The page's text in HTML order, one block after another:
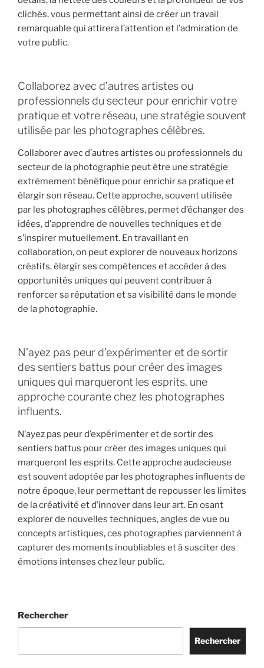
clichés, vous permettant ainsi de créer un travail
remarquable qui attirera l’attention et l’admiration de
votre public.
Collaborez avec d’autres artistes ou
professionnels du secteur pour enrichir votre
pratique et votre réseau, une stratégie souvent
utilisée par les photographes célèbres.
Collaborer avec d’autres artistes ou professionnels du
secteur de la photographie peut être une stratégie
extrêmement bénéfique pour enrichir sa pratique et
élargir son réseau. Cette approche, souvent utilisée
par les photographes célèbres, permet d’échanger des
idées, d’apprendre de nouvelles techniques et de
s’inspirer mutuellement. En travaillant en
collaboration, on peut explorer de nouveaux horizons
créatifs, élargir ses compétences et accéder à des
opportunités uniques qui peuvent contribuer à
renforcer sa réputation et sa visibilité dans le monde
de la photographie.
N’ayez pas peur d’expérimenter et de sortir
des sentiers battus pour créer des images
uniques qui marqueront les esprits, une
approche courante chez les photographes
influents.
N’ayez pas peur d’expérimenter et de sortir des
sentiers battus pour créer des images uniques qui
marqueront les esprits. Cette approche audacieuse
est souvent adoptée par les photographes influents de
notre époque, leur permettant de repousser les limites
de la créativité et d’innover dans leur art. En osant
explorer de nouvelles techniques, angles de vue ou
concepts artistiques, ces photographes parviennent à
capturer des moments inoubliables et à susciter des
émotions intenses chez leur public.
Rechercher
Rechercher